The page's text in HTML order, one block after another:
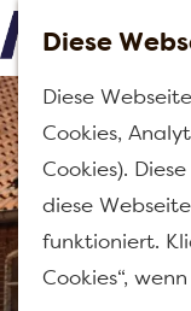
Diese
Diese
Cookies,
Cookies).
diese
funktioniert.
Cookies“,
G
e
h
e
n
S
i
e
n
ü